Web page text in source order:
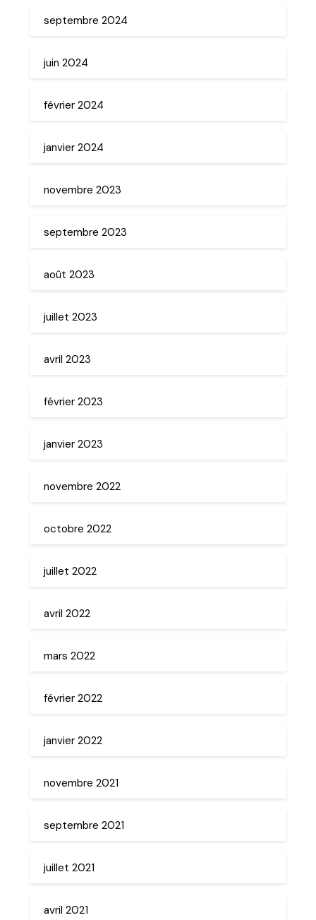
septembre 2024
juin 2024
février 2024
janvier 2024
novembre 2023
septembre 2023
août 2023
juillet 2023
avril 2023
février 2023
janvier 2023
novembre 2022
octobre 2022
juillet 2022
avril 2022
mars 2022
février 2022
janvier 2022
novembre 2021
septembre 2021
juillet 2021
avril 2021